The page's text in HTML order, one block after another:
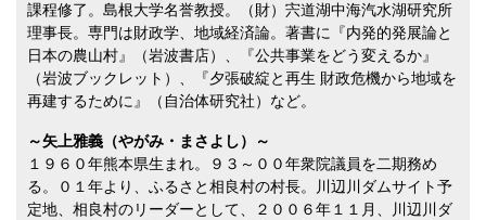
課程修了。島根大学名誉教授。（財）宍道湖中海汽水湖研究所
理事長。専門は財政学、地域経済論。著書に『内発的発展論と
日本の農山村』（岩波書店）、『公共事業をどう変えるか』
（岩波ブックレット）、『夕張破綻と再生 財政危機から地域を
再建するために』（自治体研究社）など。
～矢上雅義（やがみ・まさよし）～
１９６０年熊本県生まれ。９３～００年衆院議員を二期務め
る。０１年より、ふるさと相良村の村長。川辺川ダムサイト予
定地、相良村のリーダーとして、２００６年１１月、川辺川ダ